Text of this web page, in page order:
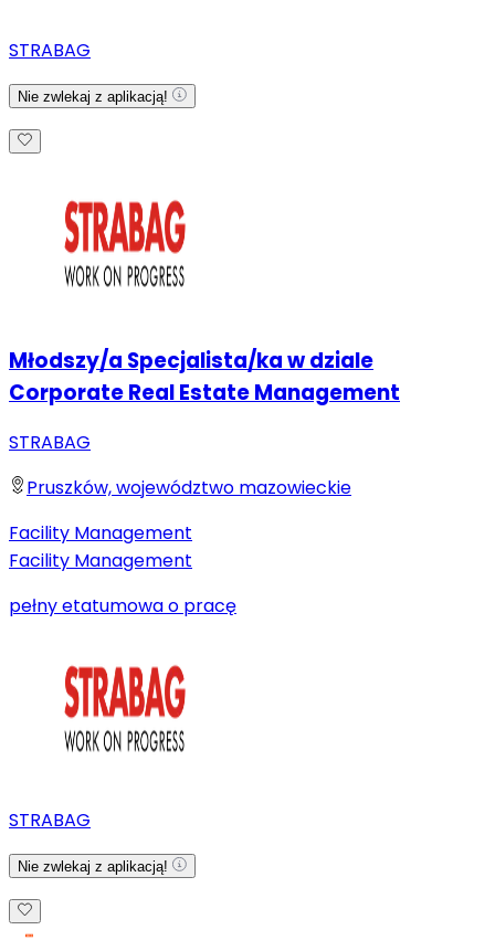
STRABAG
Nie zwlekaj z aplikacją!
Młodszy/a Specjalista/ka w dziale
Corporate Real Estate Management
STRABAG
Pruszków, województwo mazowieckie
Facility Management
Facility Management
pełny etatumowa o pracę
STRABAG
Nie zwlekaj z aplikacją!